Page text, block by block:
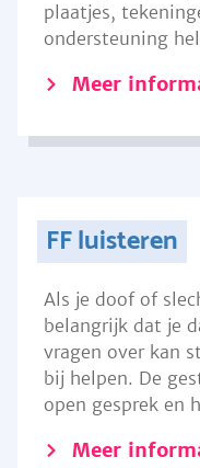
plaatjes,
ondersteuning
Meer
FF luisteren
Als je doof of
belangrijk dat je
vragen over kan
bij helpen. De
open gesprek en
Meer